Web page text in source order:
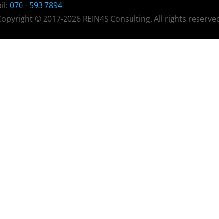
070 - 593 7894
© 2017-2026 REIN4S Consulting. All rights